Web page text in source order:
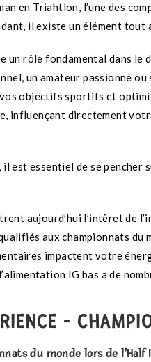
en Triahtlon, l’une des
il existe un élément
un rôle fondamental dans le
un amateur passionné
objectifs sportifs et
influençant directement
il est essentiel de se
aujourd’hui l’intêret de
aux championnats du
impactent votre
IG bas a de
-
du monde lors de l'Half